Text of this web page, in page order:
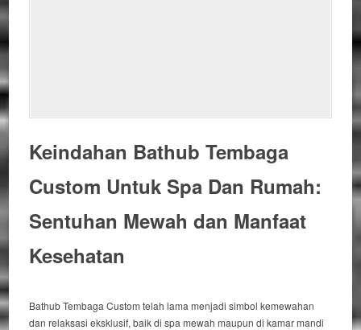
Keindahan Bathub Tembaga
Custom Untuk Spa Dan Rumah:
Sentuhan Mewah dan Manfaat
Kesehatan
Bathub Tembaga Custom telah lama menjadi simbol kemewahan
dan relaksasi eksklusif, baik di spa mewah maupun di kamar mandi